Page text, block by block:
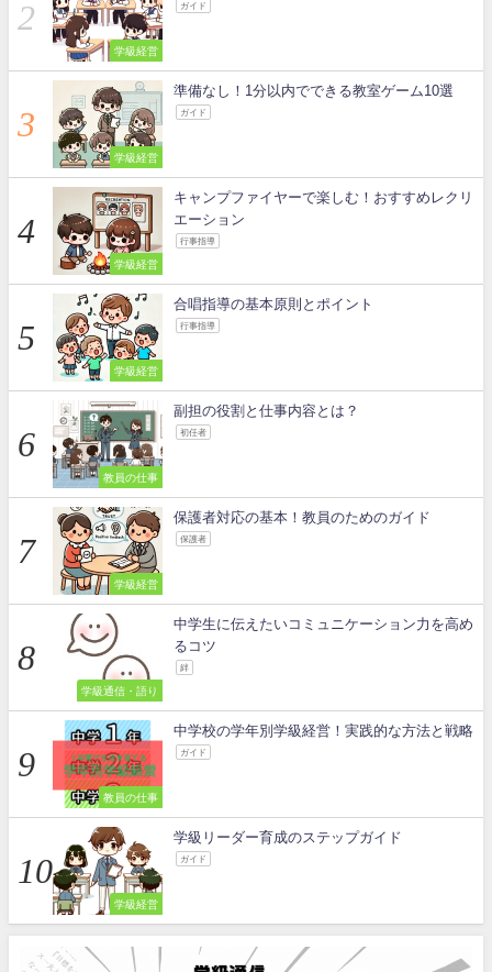
学級経営
ガイド
学級経営
準備なし！1分以内でできる教室ゲーム10選
ガイド
学級経営
キャンプファイヤーで楽しむ！おすすめレクリ
エーション
行事指導
学級経営
合唱指導の基本原則とポイント
行事指導
教員の仕事
副担の役割と仕事内容とは？
初任者
学級経営
保護者対応の基本！教員のためのガイド
保護者
学級通信・語り
中学生に伝えたいコミュニケーション力を高め
るコツ
絆
教員の仕事
中学校の学年別学級経営！実践的な方法と戦略
ガイド
学級経営
学級リーダー育成のステップガイド
ガイド